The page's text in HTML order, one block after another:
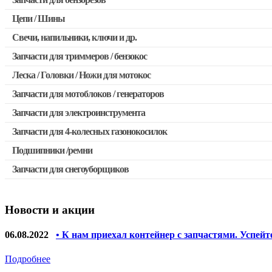
Запчасти для бензопил Husqvarna, Partner
Запчасти для Китайских бензопил
Запчасти для бензопил Oleo-mac, Echo и др.
Цепи / Шины
Свечи, напильники, ключи и др.
Запчасти для триммеров / бензокос
Запчасти для Китайских триммеров
Запчасти для мотокос Stihl / Husqvarna / Oleo-mac / Echo и
Леска / Головки / Ножи для мотокос
Запчасти для мотоблоков / генераторов
Запчасти для электроинструмента
Двигатели, редукторы для шуруповертов
Выключатели, переключатели
Запчасти для перфораторов и отбойных молотков
Якоря, статоры
Запчасти для электроинструмента другие
Запчасти для 4-колесных газонокосилок
Подшипники /ремни
Запчасти для снегоуборщиков
Новости и акции
06.08.2022 • К нам приехал контейнер с запчастями.
Подробнее